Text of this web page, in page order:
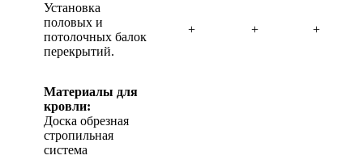
Установка
половых и
потолочных балок
перекрытий.
+ + +
Материалы для
кровли:
Доска обрезная
стропильная
система